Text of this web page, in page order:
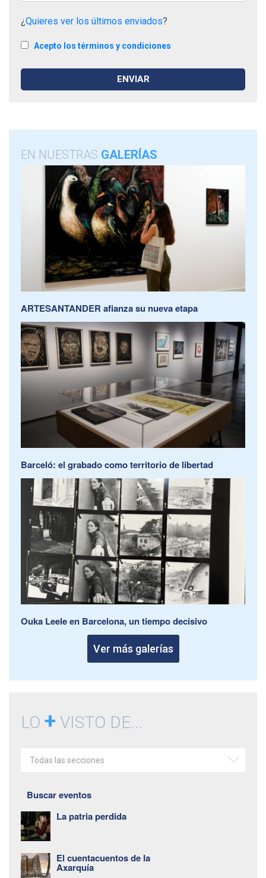
¿Quieres ver los últimos enviados?
Acepto los términos y condiciones
EN NUESTRAS GALERÍAS
ARTESANTANDER afianza su nueva etapa
Barceló: el grabado como territorio de libertad
Ouka Leele en Barcelona, un tiempo decisivo
Ver más galerías
LO + VISTO DE...
Todas las secciones
Buscar eventos
La patria perdida
El cuentacuentos de la
Axarquía